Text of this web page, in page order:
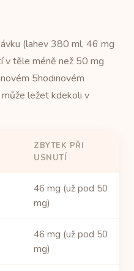
(lahev 380 ml, 46 mg
v těle méně než 50 mg
5hodinovém
ležet kdekoli v
ZBYTEK PŘI
USNUTÍ
46 mg (už pod 50
mg)
46 mg (už pod 50
mg)